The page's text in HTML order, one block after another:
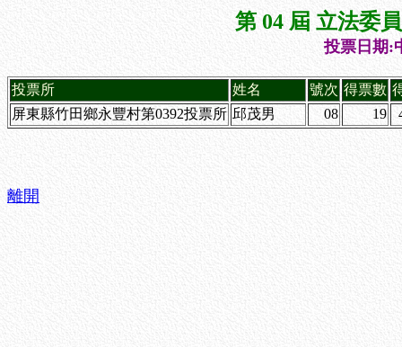
第 04 屆 立法委
投票日期:
投票所 姓名 號次 得票數
屏東縣竹田鄉永豐村第0392投票所 邱茂男 08 19
離開